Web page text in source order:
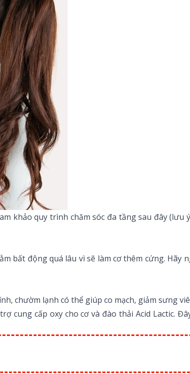
khảo quy trình chăm sóc đa tầng sau đây
bất động quá lâu vì sẽ làm cơ thêm cứng. Hãy
chườm lạnh có thể giúp co mạch, giảm sưng
cung cấp oxy cho cơ và đào thải Acid Lactic.